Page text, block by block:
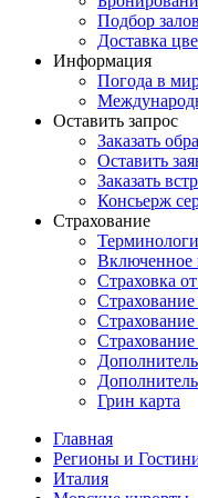
Подбор
Доставка
Информация
Погода в
Оставить запрос
Заказать
Оставить
Заказать
Консьерж
Страхование
Включенное
Страховка
Страхование
Грин карта
Главная
Регионы и
Италия